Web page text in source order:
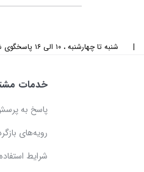
| شنبه تا چهارشنبه ، ۱۰ الی ۱۶ پاسخگوی شما هستیم
خدمات
پاسخ به
رویه‌های
شرایط استفاده